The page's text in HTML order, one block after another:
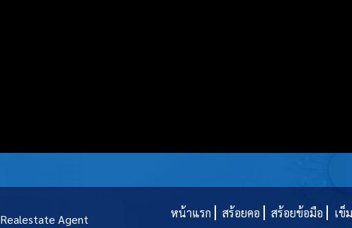
Realestate Agent หน้าแรก สร้อยคอ สร้อยข้อมือ เข็